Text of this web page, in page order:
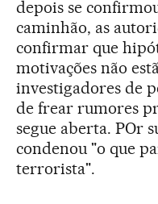
depois se
caminhão, as
confirmar que
motivações não
investigadores de
de frear rumores
segue aberta. POr
condenou "o que
terrorista".